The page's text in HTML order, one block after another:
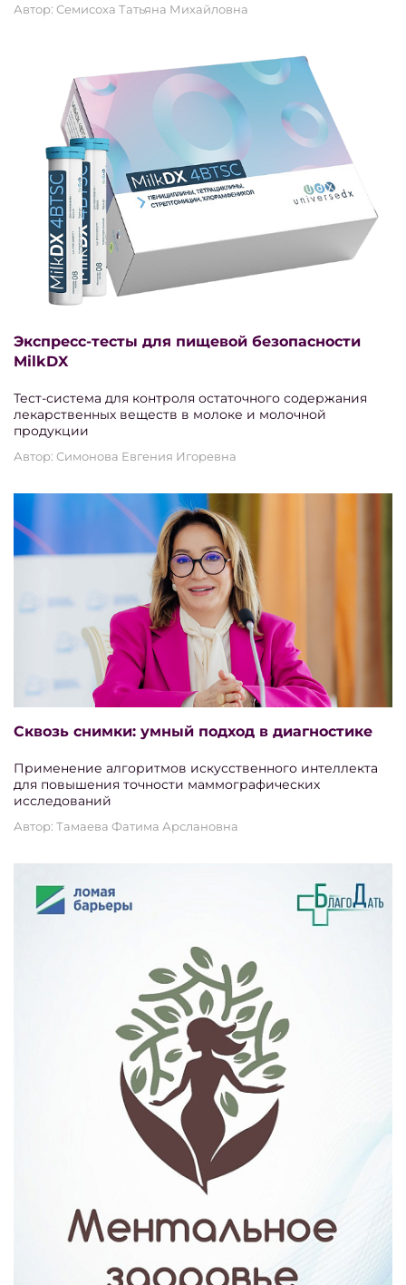
Автор: Семисоха Татьяна Михайловна
Экспресс-тесты для пищевой безопасности
MilkDX
Тест-система для контроля остаточного содержания
лекарственных веществ в молоке и молочной
продукции
Автор: Симонова Евгения Игоревна
Сквозь снимки: умный подход в диагностике
Применение алгоритмов искусственного интеллекта
для повышения точности маммографических
исследований
Автор: Тамаева Фатима Арслановна